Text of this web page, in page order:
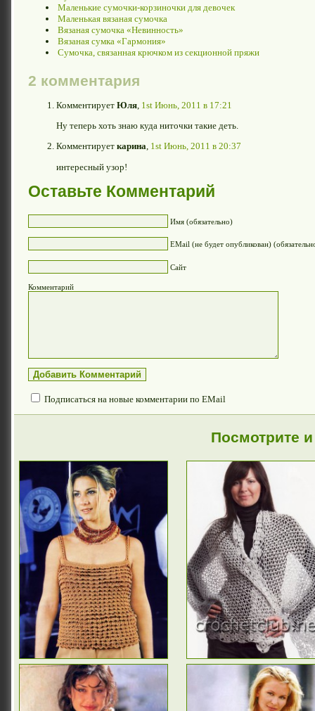
Маленькие сумочки-корзиночки для девочек
Маленькая вязаная сумочка
Вязаная сумочка «Невинность»
Вязаная сумка «Гармония»
Сумочка, связанная крючком из секционной пряжи
2 комментария
Комментирует Юля 1st Июнь, 2011 в 17:21
Ну теперь хоть знаю куда ниточки такие деть.
Комментирует карина, 1st Июнь, 2011 в 20:37
интересный узор!
Оставьте Комментарий
Имя (обязательно)
EMail (не будет опубликован)
Сайт
Комментарий
Подписаться на новые комментарии по EMail
Посмотрите